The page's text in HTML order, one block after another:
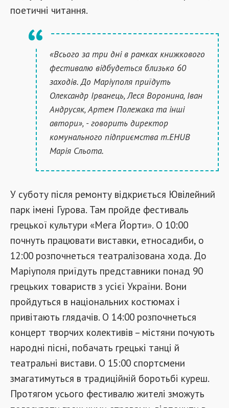
поетичні читання.
«Всього за три дні в рамках книжкового
фестивалю відбудеться близько 60
заходів. До Маріуполя приїдуть
Олександр Ірванець, Леся Воронина, Іван
Андрусяк, Артем Полежака та інші
автори», - говорить директор
комунального підприємства m.EHUB
Марія Сльота.
У суботу після ремонту відкриється Ювілейний
парк імені Гурова. Там пройде фестиваль
грецької культури «Мега Йорти». О 10:00
почнуть працювати виставки, етносадиби, о
12:00 розпочнеться театралізована хода. До
Маріуполя приїдуть представники понад 90
грецьких товариств з усієї України. Вони
пройдуться в національних костюмах і
привітають глядачів. О 14:00 розпочнеться
концерт творчих колективів – містяни почують
народні пісні, побачать грецькі танці й
театральні вистави. О 15:00 спортсмени
змагатимуться в традиційній боротьбі куреш.
Протягом усього фестивалю жителі зможуть